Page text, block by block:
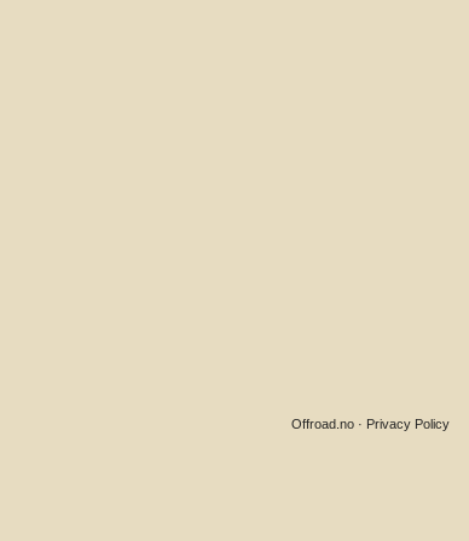
Privacy Policy
Offroad.no ·